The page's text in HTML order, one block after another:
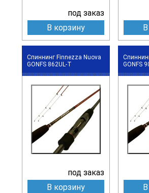
под заказ
В корзину
Спиннинг Finnezza Nuova
GONFS 862UL-T
под заказ
В корзину
GONFS